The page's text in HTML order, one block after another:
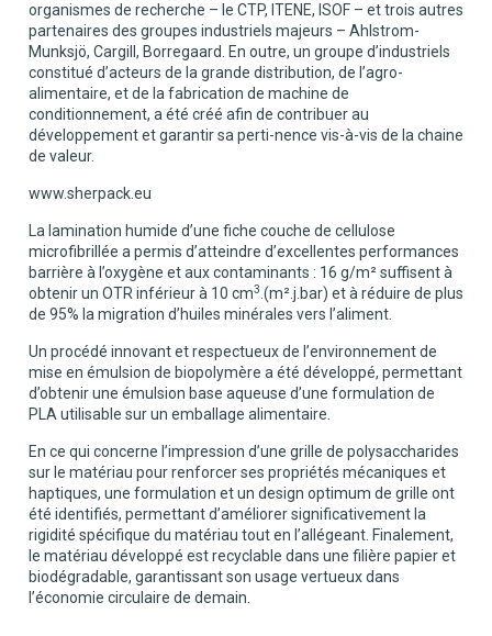
organismes de recherche – le CTP, ITENE, ISOF – et trois autres
partenaires des groupes industriels majeurs – Ahlstrom-
Munksjö, Cargill, Borregaard. En outre, un groupe d’industriels
constitué d’acteurs de la grande distribution, de l’agro-
alimentaire, et de la fabrication de machine de
conditionnement, a été créé afin de contribuer au
développement et garantir sa perti-nence vis-à-vis de la chaine
de valeur.
www.sherpack.eu
La lamination humide d’une fiche couche de cellulose
microfibrillée a permis d’atteindre d’excellentes performances
barrière à l’oxygène et aux contaminants : 16 g/m² suffisent à
obtenir un OTR inférieur à 10 cm3 .(m².j.bar) et à réduire de plus
de 95% la migration d’huiles minérales vers l’aliment.
Un procédé innovant et respectueux de l’environnement de
mise en émulsion de biopolymère a été développé, permettant
d’obtenir une émulsion base aqueuse d’une formulation de
PLA utilisable sur un emballage alimentaire.
En ce qui concerne l’impression d’une grille de polysaccharides
sur le matériau pour renforcer ses propriétés mécaniques et
haptiques, une formulation et un design optimum de grille ont
été identifiés, permettant d’améliorer significativement la
rigidité spécifique du matériau tout en l’allégeant. Finalement,
le matériau développé est recyclable dans une filière papier et
biodégradable, garantissant son usage vertueux dans
l’économie circulaire de demain.